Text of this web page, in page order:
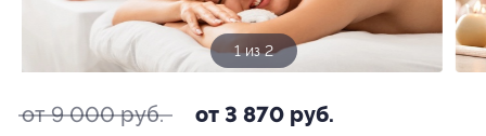
1 из 2
от 9 000 руб. от 3 870 руб.